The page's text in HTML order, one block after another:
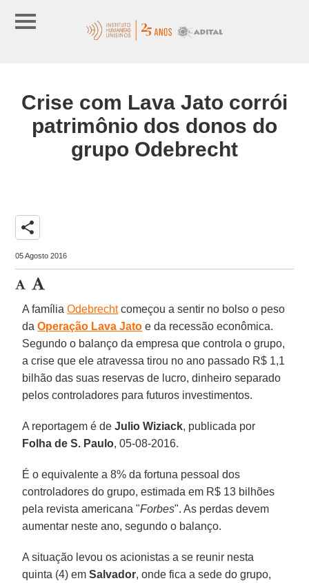
Crise com Lava Jato corrói
patrimônio dos donos do
grupo Odebrecht
share
05 Agosto 2016
A famíliaOdebrechtcomeçou a sentir no bolso o peso
daOperação Lava Jato e da recessão econômica.
Segundo o balanço da empresa que controla o grupo,
a crise que ele atravessa tirou no ano passado R$ 1,1
bilhão das suas reservas de lucro, dinheiro separado
pelos controladores para futuros investimentos.
A reportagem é deJulio Wiziack, publicada por
Folha de S. Paulo, 05-08-2016.
É o equivalente a 8% da fortuna pessoal dos
controladores do grupo, estimada em R$ 13 bilhões
pela revista americana "Forbes". As perdas devem
aumentar neste ano, segundo o balanço.
A situação levou os acionistas a se reunir nesta
quinta (4) emSalvador, onde fica a sede do grupo,